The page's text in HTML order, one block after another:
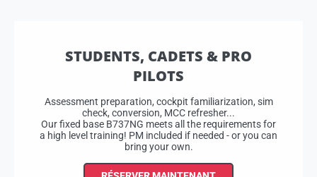
STUDENTS, CADETS & PRO
PILOTS
Assessment preparation, cockpit familiarization, sim
check, conversion, MCC refresher...
Our fixed base B737NG meets all the requirements for
a high level training! PM included if needed - or you can
bring your own.